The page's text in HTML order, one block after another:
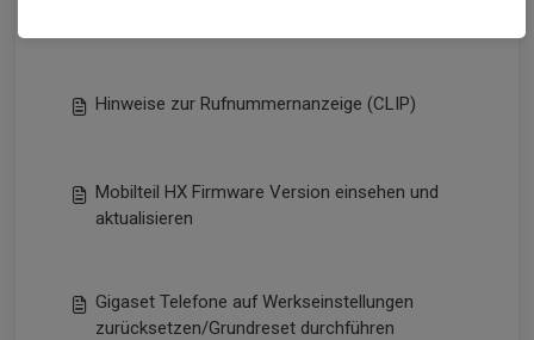
Hinweise zur Rufnummernanzeige (CLIP)
Mobilteil HX Firmware Version einsehen und
aktualisieren
Gigaset Telefone auf Werkseinstellungen
zurücksetzen/Grundreset durchführen